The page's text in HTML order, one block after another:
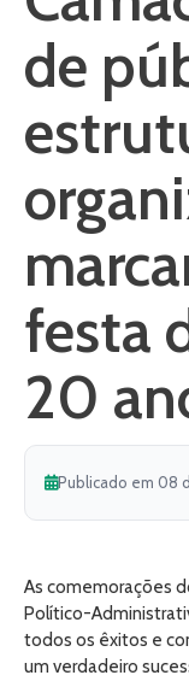
de
festa
20
Publicado em 08
As comemorações
Político-
todos os êxitos e
um verdadeiro